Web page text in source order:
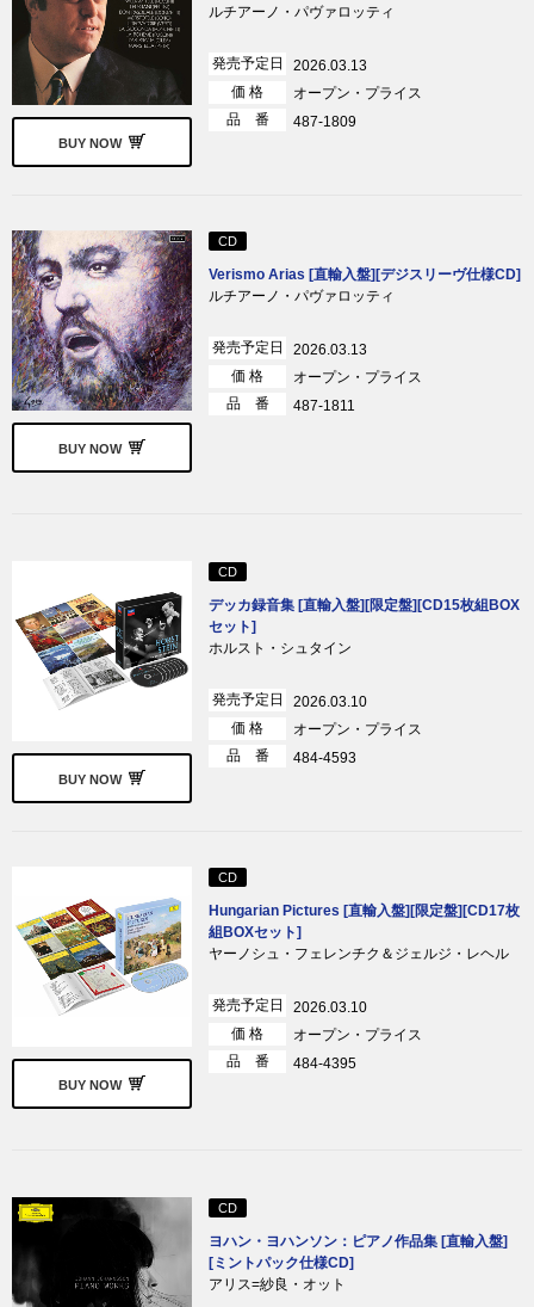
BUY NOW
ルチアーノ・パヴァロッティ
発売予定日
2026.03.13
価 格
オープン・プライス
品 番
487-1809
BUY NOW
CD
Verismo Arias [直輸入盤][デジスリーヴ仕様CD]
ルチアーノ・パヴァロッティ
発売予定日
2026.03.13
価 格
オープン・プライス
品 番
487-1811
BUY NOW
CD
デッカ録音集 [直輸入盤][限定盤][CD15枚組BOX
セット]
ホルスト・シュタイン
発売予定日
2026.03.10
価 格
オープン・プライス
品 番
484-4593
BUY NOW
CD
Hungarian Pictures [直輸入盤][限定盤][CD17枚
組BOXセット]
ヤーノシュ・フェレンチク＆ジェルジ・レヘル
発売予定日
2026.03.10
価 格
オープン・プライス
品 番
484-4395
CD
ヨハン・ヨハンソン：ピアノ作品集 [直輸入盤]
[ミントパック仕様CD]
アリス=紗良・オット